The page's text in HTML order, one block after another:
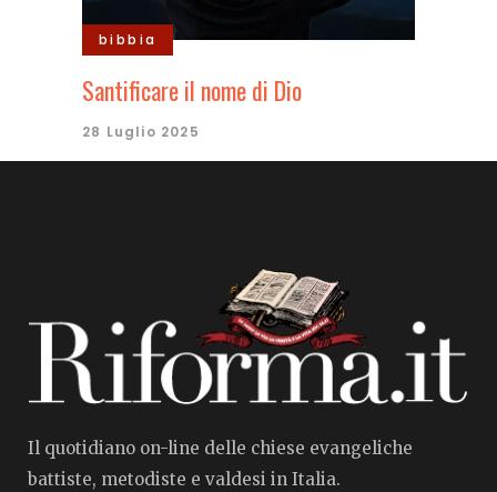
bibbia
Santificare il nome di Dio
28 Luglio 2025
Il quotidiano on-line delle chiese evangeliche
battiste, metodiste e valdesi in Italia.